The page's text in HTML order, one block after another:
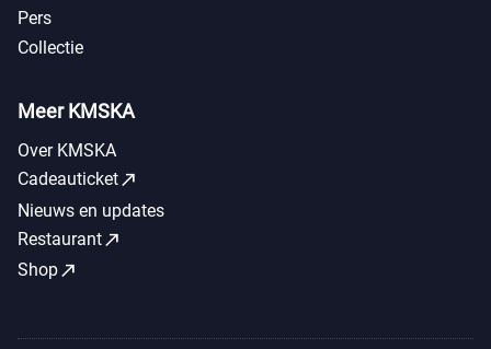
Pers
Collectie
Meer KMSKA
Over KMSKA
Cadeauticketcall_made
Nieuws en updates
Restaurantcall_made
Shopcall_made